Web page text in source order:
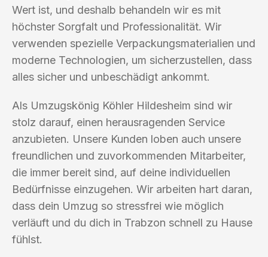
Wert ist, und deshalb behandeln wir es mit
höchster Sorgfalt und Professionalität. Wir
verwenden spezielle Verpackungsmaterialien und
moderne Technologien, um sicherzustellen, dass
alles sicher und unbeschädigt ankommt.
Als Umzugskönig Köhler Hildesheim sind wir
stolz darauf, einen herausragenden Service
anzubieten. Unsere Kunden loben auch unsere
freundlichen und zuvorkommenden Mitarbeiter,
die immer bereit sind, auf deine individuellen
Bedürfnisse einzugehen. Wir arbeiten hart daran,
dass dein Umzug so stressfrei wie möglich
verläuft und du dich in Trabzon schnell zu Hause
fühlst.